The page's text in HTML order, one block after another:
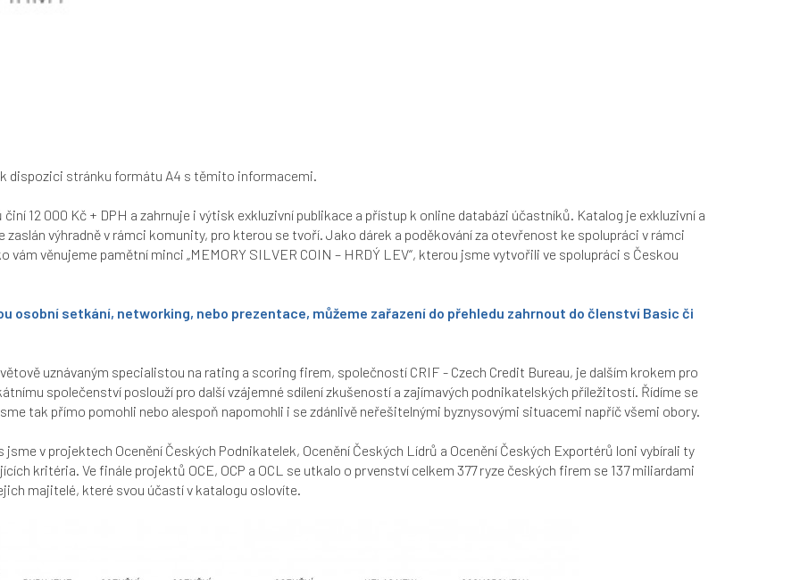
dispozici stránku formátu A4 s těmito informacemi.
12 000 Kč + DPH a zahrnuje i výtisk exkluzivní publikace a přístup k online databázi účastníků. Katalog je exkluzivní a
zaslán výhradně v rámci komunity, pro kterou se tvoří. Jako dárek a poděkování za otevřenost ke spolupráci v rámci
věnujeme pamětní minci „MEMORY SILVER COIN – HRDÝ LEV“, kterou jsme vytvořili ve spolupráci s Českou
osobní setkání, networking, nebo prezentace, můžeme zařazení do přehledu zahrnout do členství Basic či
uznávaným specialistou na rating a scoring firem, společností CRIF - Czech Credit Bureau, je dalším krokem pro
společenství poslouží pro další vzájemné sdílení zkušeností a zajímavých podnikatelských příležitostí. Řídíme se
tak přímo pomohli nebo alespoň napomohli i se zdánlivě neřešitelnými byznysovými situacemi napříč všemi obory.
v projektech Ocenění Českých Podnikatelek, Ocenění Českých Lídrů a Ocenění Českých Exportérů loni vybírali ty
kritéria. Ve finále projektů OCE, OCP a OCL se utkalo o prvenství celkem 377 ryze českých firem se 137 miliardami
majitelé, které svou účastí v katalogu oslovíte.